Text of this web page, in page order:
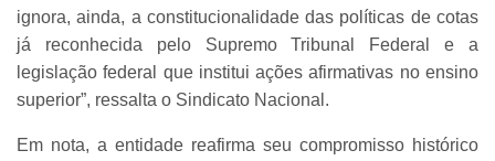
ignora, ainda, a constitucionalidade das políticas de cotas
já reconhecida pelo Supremo Tribunal Federal e a
legislação federal que institui ações afirmativas no ensino
superior”, ressalta o Sindicato Nacional.
Em nota, a entidade reafirma seu compromisso histórico